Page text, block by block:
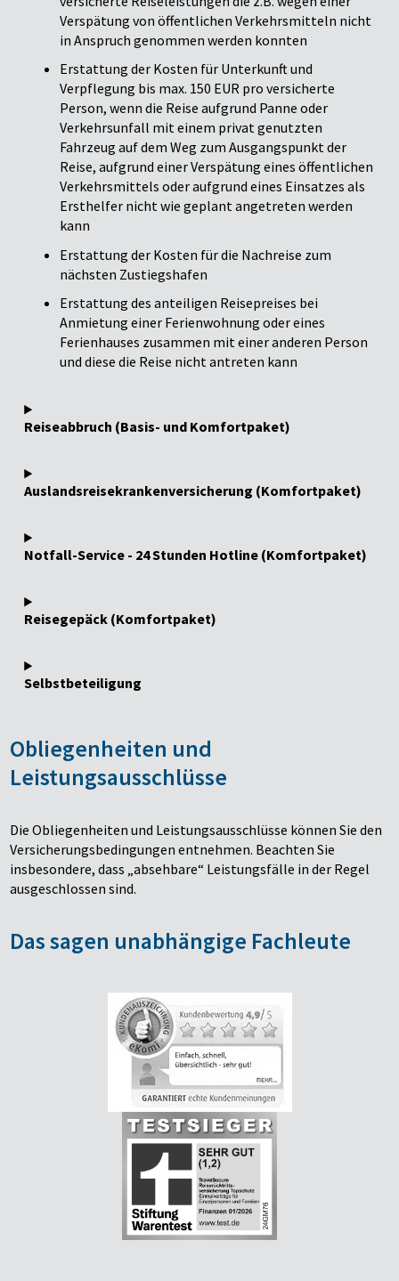
Verspätung von öffentlichen Verkehrsmitteln nicht
in Anspruch genommen werden konnten
Erstattung der Kosten für Unterkunft und
Verpflegung bis max. 150 EUR pro versicherte
Person, wenn die Reise aufgrund Panne oder
Verkehrsunfall mit einem privat genutzten
Fahrzeug auf dem Weg zum Ausgangspunkt der
Reise, aufgrund einer Verspätung eines öffentlichen
Verkehrsmittels oder aufgrund eines Einsatzes als
Ersthelfer nicht wie geplant angetreten werden
kann
Erstattung der Kosten für die Nachreise zum
nächsten Zustiegshafen
Erstattung des anteiligen Reisepreises bei
Anmietung einer Ferienwohnung oder eines
Ferienhauses zusammen mit einer anderen Person
und diese die Reise nicht antreten kann
Reiseabbruch (Basis- und Komfortpaket)
Auslandsreisekrankenversicherung (Komfortpaket)
Notfall-Service - 24 Stunden Hotline (Komfortpaket)
Reisegepäck (Komfortpaket)
Selbstbeteiligung
Obliegenheiten und
Leistungsausschlüsse
Die Obliegenheiten und Leistungsausschlüsse können Sie den
Versicherungsbedingungen entnehmen. Beachten Sie
insbesondere, dass „absehbare“ Leistungsfälle in der Regel
ausgeschlossen sind.
Das sagen unabhängige Fachleute